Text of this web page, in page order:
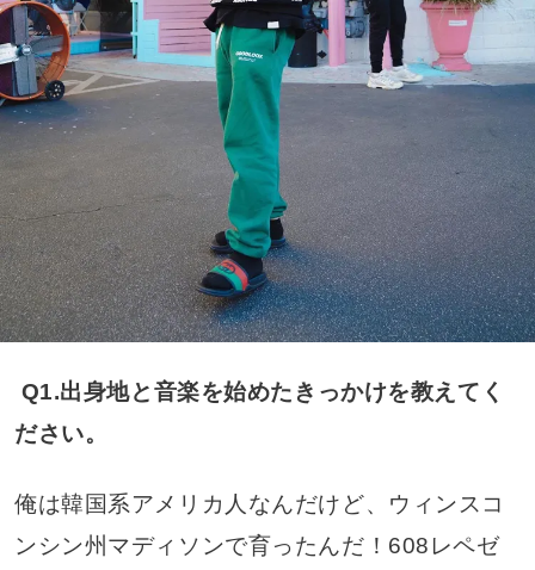
Q1.出身地と音楽を始めたきっかけを教えてく
ださい。
俺は韓国系アメリカ人なんだけど、ウィンスコ
ンシン州マディソンで育ったんだ！608レペゼ